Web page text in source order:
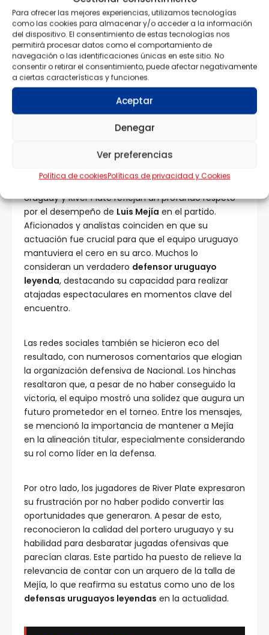
Para ofrecer las mejores experiencias, utilizamos tecnologías
como las cookies para almacenar y/o acceder a la información
del dispositivo. El consentimiento de estas tecnologías nos
permitirá procesar datos como el comportamiento de
navegación o las identificaciones únicas en este sitio. No
consentir o retirar el consentimiento, puede afectar negativamente
a ciertas características y funciones.
Aceptar
Denegar
Ver preferencias
Política de cookiesPolíticas de privacidad y Cookies
será fundamental para que el equipo mantenga su
competitividad en el torneo, especialmente
tomando en cuenta que cada punto cuenta en la
lucha por los primeros puestos.
Reacciones tras el empate
entre Nacional de Uruguay y
Las reacciones tras el empate entre Nacional de
Uruguay y River Plate reflejan un profundo respeto
por el desempeño de Luis Mejía en el partido.
Aficionados y analistas coinciden en que su
actuación fue crucial para que el equipo uruguayo
mantuviera el cero en su arco. Muchos lo
consideran un verdadero defensor uruguayo
leyenda, destacando su capacidad para realizar
atajadas espectaculares en momentos clave del
encuentro.
Las redes sociales también se hicieron eco del
resultado, con numerosos comentarios que elogian
la organización defensiva de Nacional. Los hinchas
resaltaron que, a pesar de no haber conseguido la
victoria, el equipo mostró una solidez que augura un
futuro prometedor en el torneo. Entre los mensajes,
se mencionó la importancia de mantener a Mejía
en la alineación titular, especialmente considerando
su rol como líder en la defensa.
Por otro lado, los jugadores de River Plate expresaron
su frustración por no haber podido convertir las
oportunidades que generaron. A pesar de esto,
reconocieron la calidad del portero uruguayo y su
habilidad para desbaratar jugadas ofensivas que
parecían claras. Este partido ha puesto de relieve la
relevancia de contar con un arquero de la talla de
Mejía, lo que reafirma su estatus como uno de los
defensas uruguayos leyendas en la actualidad.